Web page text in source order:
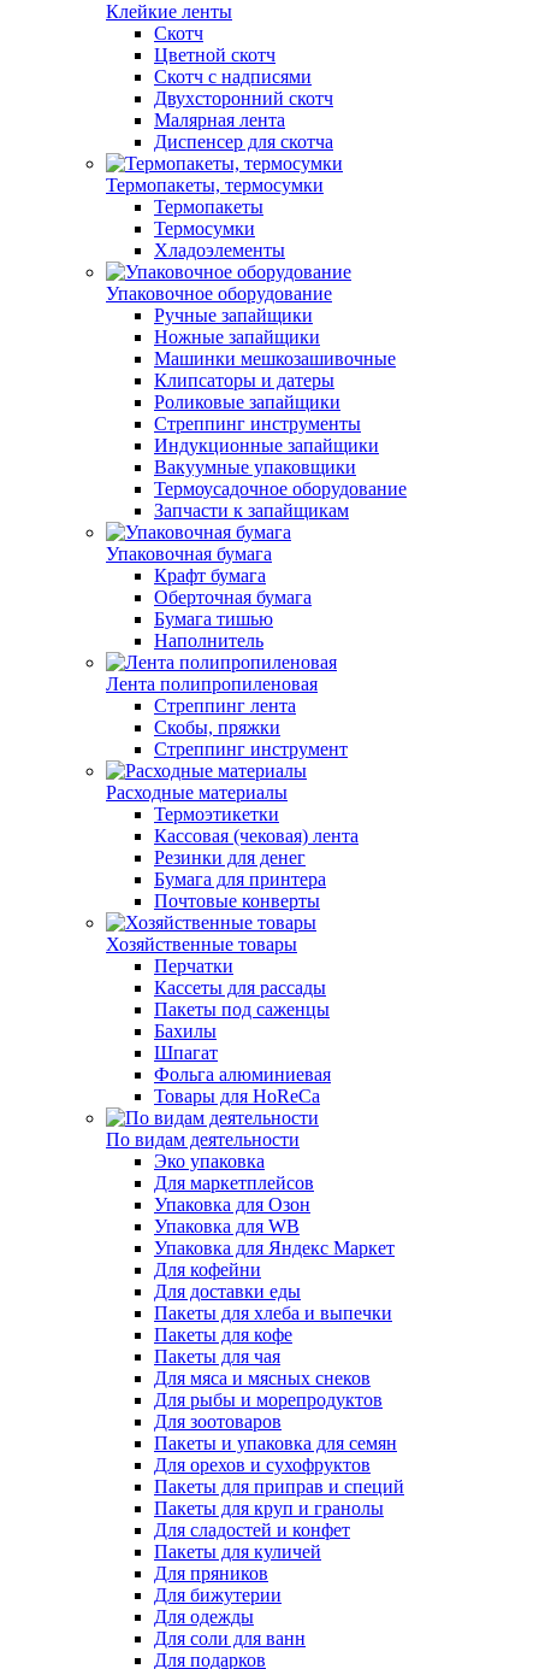
Клейкие ленты
Скотч
Цветной скотч
Скотч с надписями
Двухсторонний скотч
Малярная лента
Диспенсер для скотча
Термопакеты, термосумки
Термопакеты
Термосумки
Хладоэлементы
Упаковочное оборудование
Ручные запайщики
Ножные запайщики
Машинки мешкозашивочные
Клипсаторы и датеры
Роликовые запайщики
Стреппинг инструменты
Индукционные запайщики
Вакуумные упаковщики
Термоусадочное оборудование
Запчасти к запайщикам
Упаковочная бумага
Крафт бумага
Оберточная бумага
Бумага тишью
Наполнитель
Лента полипропиленовая
Стреппинг лента
Скобы, пряжки
Стреппинг инструмент
Расходные материалы
Термоэтикетки
Кассовая (чековая) лента
Резинки для денег
Бумага для принтера
Почтовые конверты
Хозяйственные товары
Перчатки
Кассеты для рассады
Пакеты под саженцы
Бахилы
Шпагат
Фольга алюминиевая
Товары для HoReCa
По видам деятельности
Эко упаковка
Для маркетплейсов
Упаковка для Озон
Упаковка для WB
Упаковка для Яндекс Маркет
Для кофейни
Для доставки еды
Пакеты для хлеба и выпечки
Пакеты для кофе
Пакеты для чая
Для мяса и мясных снеков
Для рыбы и морепродуктов
Для зоотоваров
Пакеты и упаковка для семян
Для орехов и сухофруктов
Пакеты для приправ и специй
Пакеты для круп и гранолы
Для сладостей и конфет
Пакеты для куличей
Для пряников
Для бижутерии
Для одежды
Для соли для ванн
Для подарков